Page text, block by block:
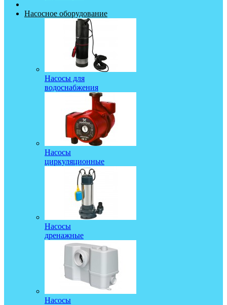
Насосное оборудование
Насосы для
водоснабжения
Насосы
циркуляционные
Насосы
дренажные
Насосы